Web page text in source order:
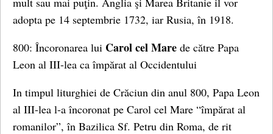
adopta pe 14 septembrie 1732, iar Rusia, în 1918.
800: Încoronarea lui Carol cel Mare de către Papa
Leon al III-lea ca împărat al Occidentului
In timpul liturghiei de Crăciun din anul 800, Papa Leon
al III-lea l-a încoronat pe Carol cel Mare “împărat al
romanilor”, în Bazilica Sf. Petru din Roma, de rit